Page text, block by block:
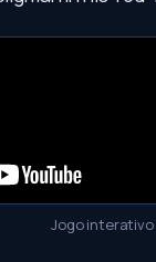
Jogo interativo